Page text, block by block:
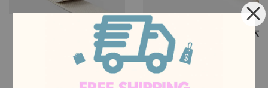
-
織帶 [3.2cm 織帶 Double
NT$ 140
加入購物車
韓國材料 [五金組合包/金色六
種尺寸15mm～38mm]
從NT$ 100
加入購物車